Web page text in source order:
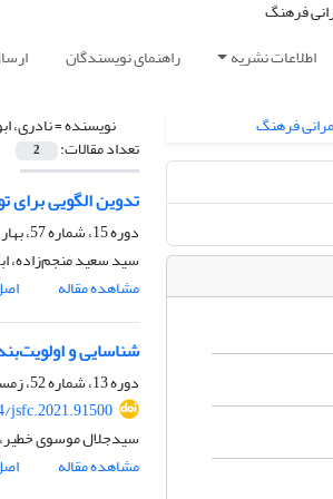
اطلاعات نشریه راهنمای نویسندگان
نویسنده =نادری،
تعداد مقالات: 2
تدوین الگویی برای
دوره 15، شماره 57، بهار 1401، صفحه
سید سعید منجم‌زاده،
مشاهده مقاله
شناسایی و
دوره 13، شماره 52، زمستان 1399، صفحه
jsfc.2021.91500
سیدجلال موسوی خطیر،
مشاهده مقاله